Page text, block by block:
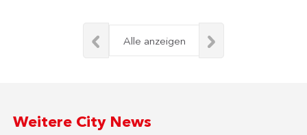
Alle anzeigen
Weitere City News